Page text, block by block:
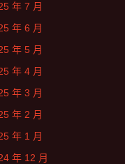
年 7 月
年 6 月
年 5 月
年 4 月
年 3 月
年 2 月
年 1 月
年 12 月